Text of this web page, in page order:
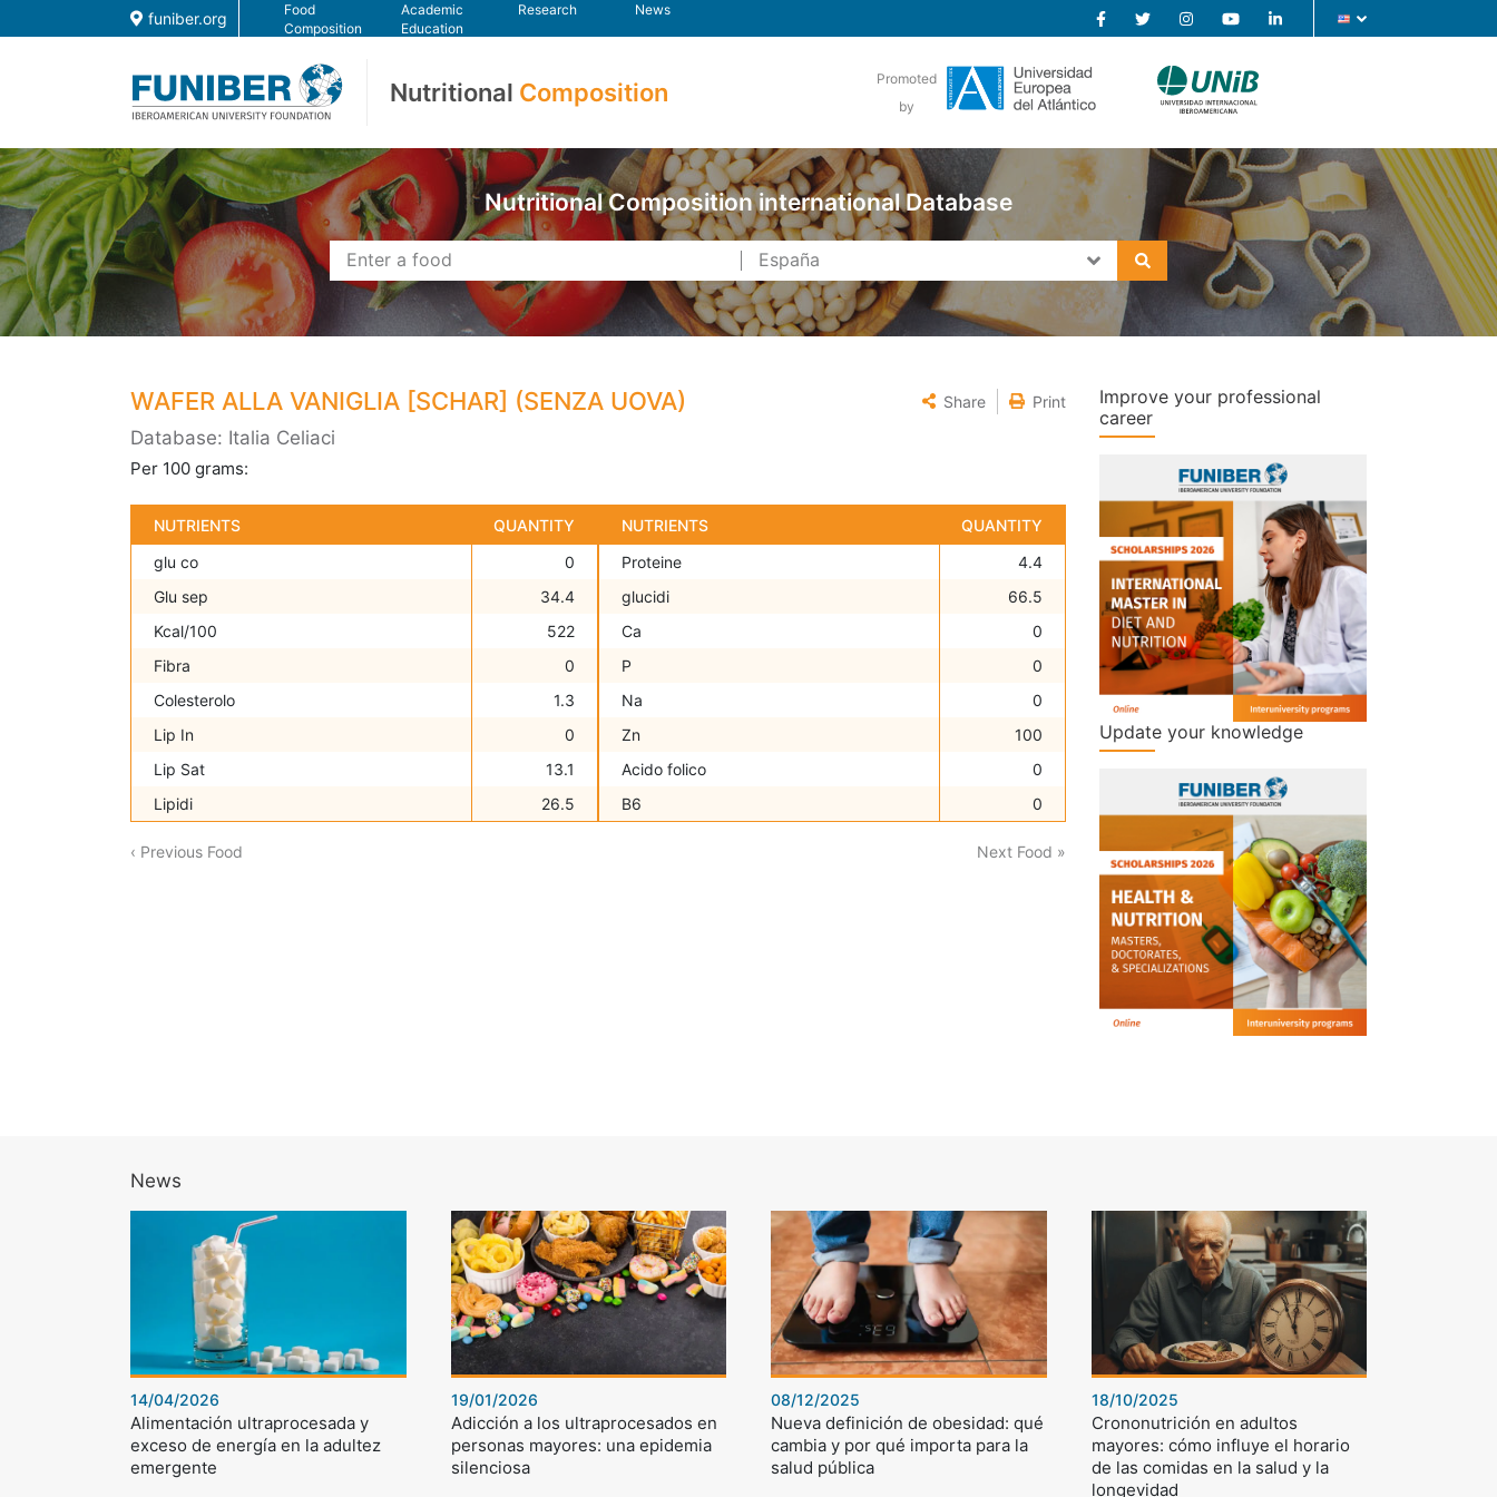
funiber.org
Food
Composition
Academic
Education
Research News
Nutritional Composition
Promoted
by
Nutritional Composition international Database
WAFER ALLA VANIGLIA [SCHAR] (SENZA UOVA) Share Print
Database: Italia Celiaci
Per 100 grams:
NUTRIENTS
QUANTITY
glu co
0
Glu sep
34.4
Kcal/100
522
Fibra
0
Colesterolo
1.3
Lip In
0
Lip Sat
13.1
Lipidi
26.5
NUTRIENTS
QUANTITY
Proteine
4.4
glucidi
66.5
Ca
0
P
0
Na
0
Zn
100
Acido folico
0
B6
0
‹ Previous Food Next Food »
Improve your professional
career
Update your knowledge
News
14/04/2026
Alimentación ultraprocesada y
exceso de energía en la adultez
emergente
19/01/2026
Adicción a los ultraprocesados en
personas mayores: una epidemia
silenciosa
08/12/2025
Nueva definición de obesidad: qué
cambia y por qué importa para la
salud pública
18/10/2025
Crononutrición en adultos
mayores: cómo influye el horario
de las comidas en la salud y la
longevidad